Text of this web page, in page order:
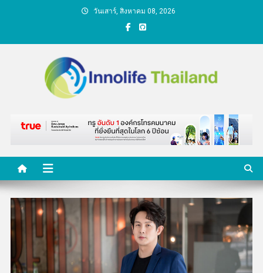
วันเสาร์, สิงหาคม 08, 2026
คนกับความคิด ชีวิตกับ
นวัตกรรม